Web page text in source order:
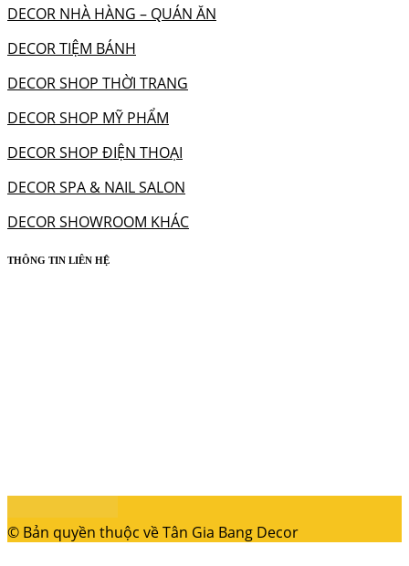
DECOR NHÀ HÀNG – QUÁN ĂN
DECOR TIỆM BÁNH
DECOR SHOP THỜI TRANG
DECOR SHOP MỸ PHẨM
DECOR SHOP ĐIỆN THOẠI
DECOR SPA & NAIL SALON
DECOR SHOWROOM KHÁC
THÔNG TIN LIÊN HỆ
© Bản quyền thuộc về Tân Gia Bang Decor